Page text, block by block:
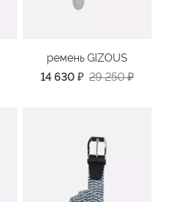
ремень GIZOUS
14 630 ₽ 29 250₽